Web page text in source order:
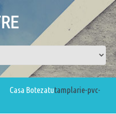
Casa Botezatutamplarie-pvc-